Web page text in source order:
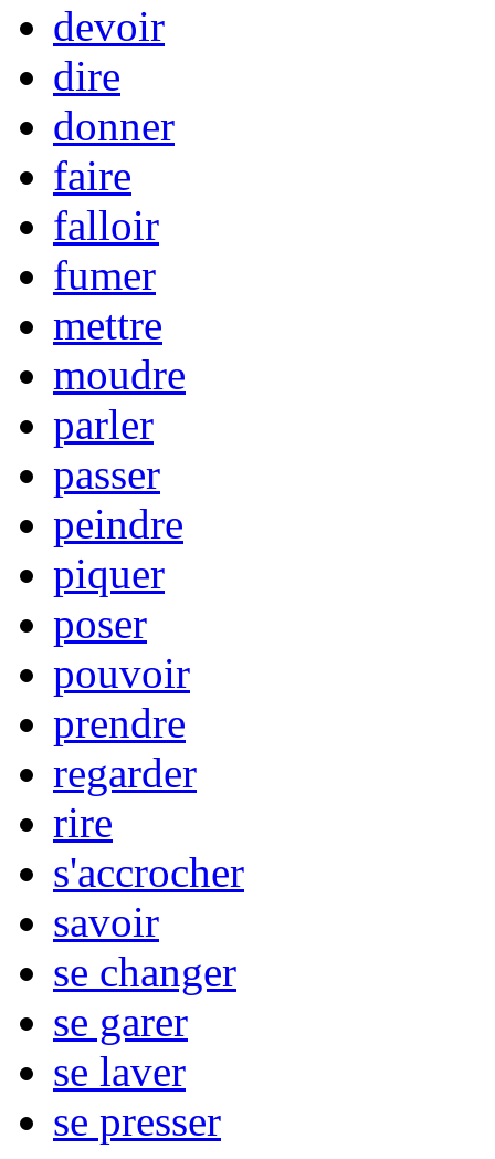
devoir
dire
donner
faire
falloir
fumer
mettre
moudre
parler
passer
peindre
piquer
poser
pouvoir
prendre
regarder
rire
s'accrocher
savoir
se changer
se garer
se laver
se presser